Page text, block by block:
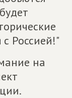
с Россией!"
на